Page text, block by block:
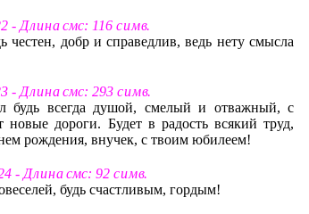
- Д л и н асмс: 116 с и м в.
честен, добр и справедлив, ведь нету смысла
- Д л и н асмс: 293 с и м в.
будь всегда душой, смелый и отважный, с
дороги. Будет в радость всякий труд,
рождения, внучек, с твоим юбилеем!
- Д л и н асмс: 92 с и м в.
будь счастливым, гордым!